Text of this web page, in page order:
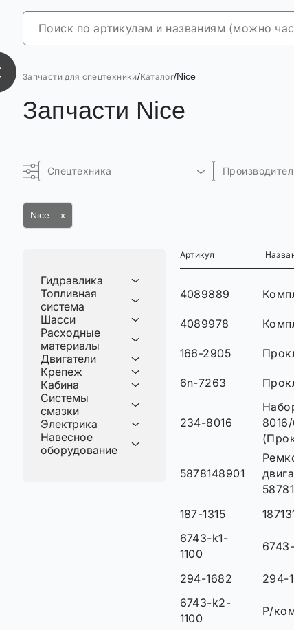
Запчасти для спецтехники/Каталог/Nice
Запчасти Nice
Гидравлика
Топливная
система
Шасси
Расходные
материалы
Двигатели
Крепеж
Кабина
Системы
смазки
Электрика
Навесное
оборудование
Спецтехника
Nice x
Артикул
4089889
4089978
166-2905
6n-7263
234-8016
5878148901
187-1315
6743-k1-
1100
294-1682 294-
6743-k2-
1100
Р/